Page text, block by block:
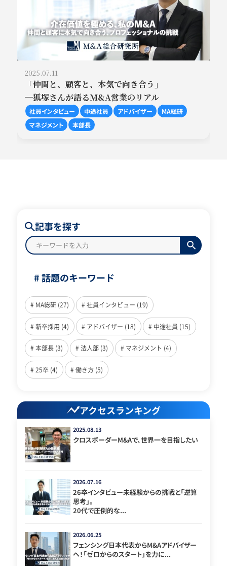
2025.07.11
「仲間と、顧客と、本気で向き合う」
─狐塚さんが語るM&A営業のリアル
社員インタビュー 中途社員 アドバイザー
MA総研
マネジメント
本部長
記事を探す
# 話題のキーワード
# MA総研 (27) # 社員インタビュー (19)
# 新卒採用 (4) # アドバイザー (18) # 中途社員 (15)
# 本部長 (3) # 法人部 (3) # マネジメント (4)
# 25卒 (4) # 働き方 (5)
アクセスランキング
2025.08.13
クロスボーダーM&Aで、世界一を目指したい
2026.07.16
26卒インタビュー未経験からの挑戦と「逆算
思考」。
20代で圧倒的な...
2026.06.25
フェンシング日本代表からM&Aアドバイザー
へ！「ゼロからのスタート」を力に...